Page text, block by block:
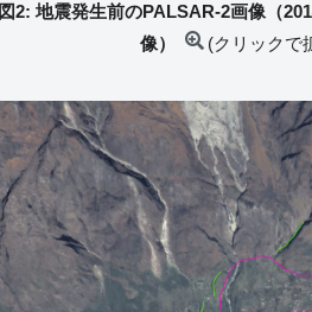
図2: 地震発生前のPALSAR-2画像（
像）
(クリックで